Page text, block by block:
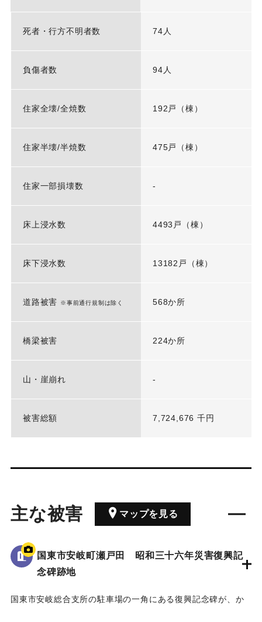
死者・行方不明者数 74人
負傷者数 94人
住家全壊/全焼数 192戸（棟）
住家半壊/半焼数 475戸（棟）
住家一部損壊数 -
床上浸水数 4493戸（棟）
床下浸水数 13182戸（棟）
道路被害 ※事前通行規制は除く 568か所
橋梁被害 224か所
山・崖崩れ -
被害総額 7,724,676 千円
主な被害 マップを見る
国東市安岐町瀬戸田 昭和三十六年災害復興記
念碑跡地
国東市安岐総合支所の駐車場の一角にある復興記念碑が、か